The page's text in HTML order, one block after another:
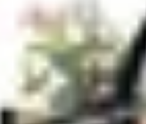
et HabitudesTechniques de Relaxation